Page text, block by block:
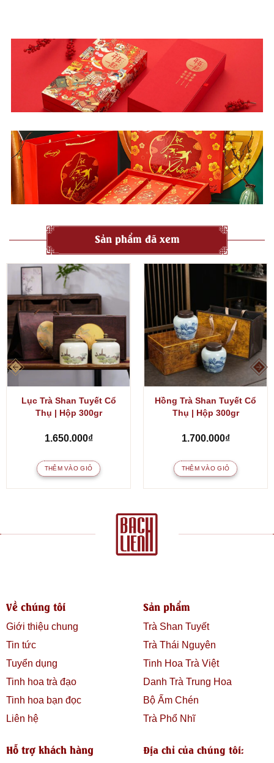
Sản phẩm đã xem
Lục Trà Shan Tuyết Cổ
Thụ | Hộp 300gr
1.650.000₫
THÊM VÀO GIỎ
Hồng Trà Shan Tuyết Cổ
Thụ | Hộp 300gr
1.700.000₫
THÊM VÀO GIỎ
Về chúng tôi
Giới thiệu chung
Tin tức
Tuyển dụng
Tinh hoa trà đạo
Tinh hoa bạn đọc
Liên hệ
Sản phẩm
Trà Shan Tuyết
Trà Thái Nguyên
Tinh Hoa Trà Việt
Danh Trà Trung Hoa
Bộ Ấm Chén
Trà Phổ Nhĩ
Hỗ trợ khách hàng Địa chỉ của chúng tôi: